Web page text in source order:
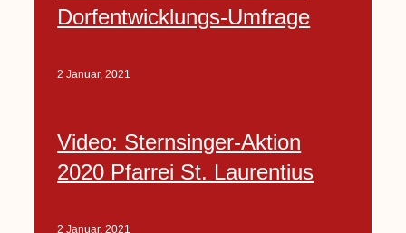
Dorfentwicklungs-Umfrage
2 Januar, 2021
Video: Sternsinger-Aktion
2020 Pfarrei St. Laurentius
2 Januar, 2021